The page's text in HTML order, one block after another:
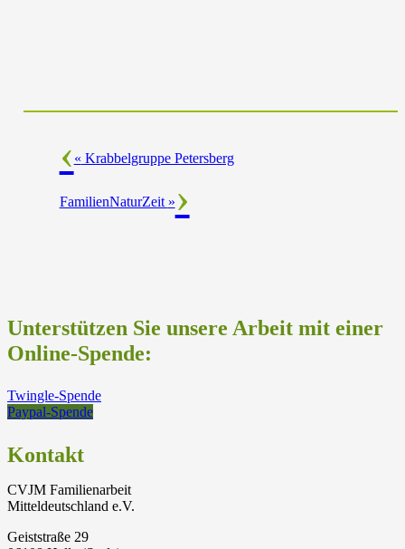
« Krabbelgruppe Petersberg
FamilienNaturZeit »
Unterstützen Sie unsere Arbeit mit einer
Online-Spende:
Twingle-Spende
Paypal-Spende
Kontakt
CVJM Familienarbeit
Mitteldeutschland e.V.
Geiststraße 29